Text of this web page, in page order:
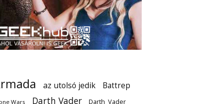
az utolsó jedik Battrep
Wars Darth Vader Darth_Vader